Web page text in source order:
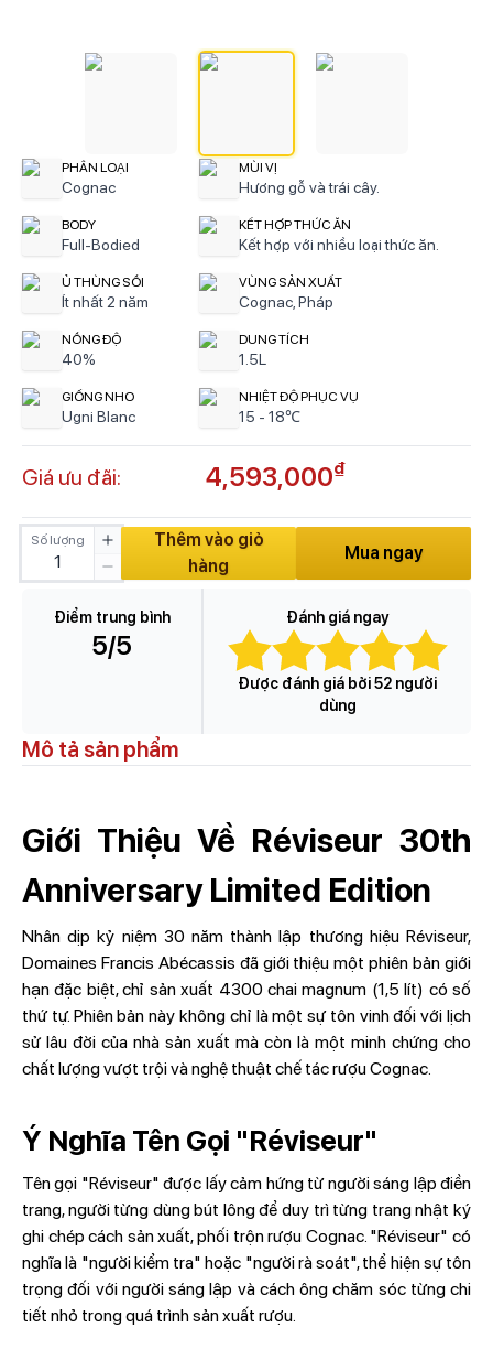
PHÂN LOẠI
Cognac
BODY
Full-Bodied
Ủ THÙNG SỒI
Ít nhất 2 năm
NỒNG ĐỘ
40%
GIỐNG NHO
Ugni Blanc
MÙI VỊ
Hương gỗ và trái cây.
KẾT HỢP THỨC ĂN
Kết hợp với nhiều loại thức ăn.
VÙNG SẢN XUẤT
Cognac, Pháp
DUNG TÍCH
1.5L
NHIỆT ĐỘ PHỤC VỤ
15 - 18℃
Giá ưu đãi: 4,593,000₫
Số lượng
Thêm vào giỏ
hàng
Mua ngay
Điểm trung bình
5/5
Đánh giá ngay
Được đánh giá bởi 52 người
dùng
Mô tả sản phẩm
Giới Thiệu Về Réviseur 30th
Anniversary Limited Edition
Nhân dịp kỷ niệm 30 năm thành lập thương hiệu Réviseur,
Domaines Francis Abécassis đã giới thiệu một phiên bản giới
hạn đặc biệt, chỉ sản xuất 4300 chai magnum (1,5 lít) có số
thứ tự. Phiên bản này không chỉ là một sự tôn vinh đối với lịch
sử lâu đời của nhà sản xuất mà còn là một minh chứng cho
chất lượng vượt trội và nghệ thuật chế tác rượu Cognac.
Ý Nghĩa Tên Gọi "Réviseur"
Tên gọi "Réviseur" được lấy cảm hứng từ người sáng lập điền
trang, người từng dùng bút lông để duy trì từng trang nhật ký
ghi chép cách sản xuất, phối trộn rượu Cognac. "Réviseur" có
nghĩa là "người kiểm tra" hoặc "người rà soát", thể hiện sự tôn
trọng đối với người sáng lập và cách ông chăm sóc từng chi
tiết nhỏ trong quá trình sản xuất rượu​.